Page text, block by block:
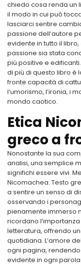
chiedo cosa renda un
il modo in cui può
lasciarci sentire
passione dell’autore
evidente in tutto il
passione sia stata
più positive e
di più di questo libro è
fronte capacità di
l’umorismo, l’ironia, i
mondo caotico.
Etica
greco a
Nonostante la sua
analisi, una semplice
significhi essere vivi.
Nicomachea. Testo
a sentire un senso di
osservando i
pienamente immerso
ricordano
letteratura, offrendo
quotidiana. L’amore
ogni pagina,
evidente in ogni